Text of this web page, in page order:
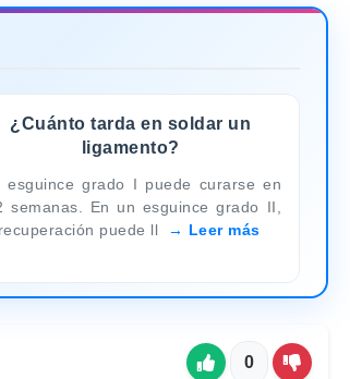
¿Cuánto tarda en soldar un
ligamento?
esguince grado I puede curarse en
semanas. En un esguince grado II,
puede ll
Leer más
0